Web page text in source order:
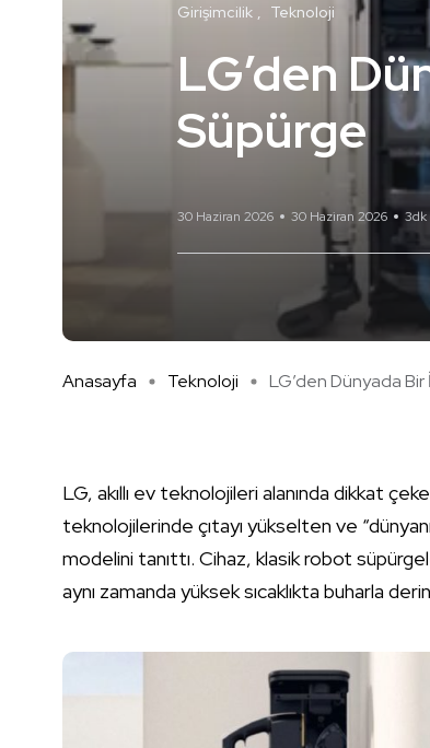
Girişimcilik Teknoloji
LG’den
Süpürge
30 Haziran 2026 30 Haziran 2026 3dk
Anasayfa Teknoloji LG’den Dünyada Bir
LG, akıllı ev teknolojileri alanında dikkat
teknolojilerinde çıtayı yükselten ve
modelini tanıttı. Cihaz, klasik robot
aynı zamanda yüksek sıcaklıkta buharla